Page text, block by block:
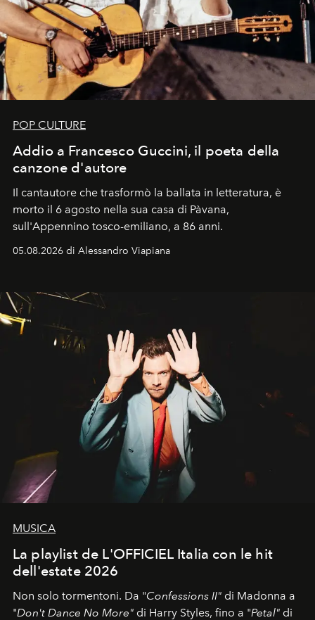
POP CULTURE
Addio a Francesco Guccini, il poeta della
canzone d'autore
Il cantautore che trasformò la ballata in letteratura, è
morto il 6 agosto nella sua casa di Pàvana,
sull'Appennino tosco-emiliano, a 86 anni.
05.08.2026 di Alessandro Viapiana
MUSICA
La playlist de L'OFFICIEL Italia con le hit
dell'estate 2026
Non solo tormentoni. Da "Confessions II" di Madonna a
"Don't Dance No More" di Harry Styles, fino a "Petal" di